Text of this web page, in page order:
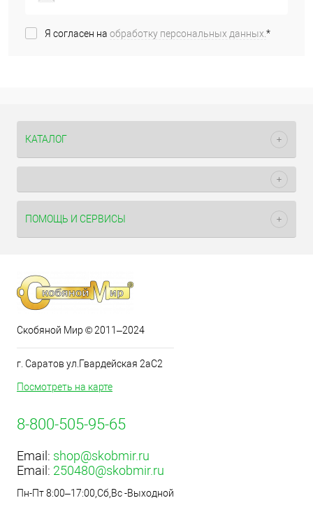
Я согласен на обработку персональных данных.*
КАТАЛОГ
ПОМОЩЬ И СЕРВИСЫ
Скобяной Мир © 2011–2024
г. Саратов ул.Гвардейская 2аС2
Посмотреть на карте
8-800-505-95-65
Email: shop@skobmir.ru
Email: 250480@skobmir.ru
Пн-Пт 8:00–17:00,Сб,Вс -Выходной